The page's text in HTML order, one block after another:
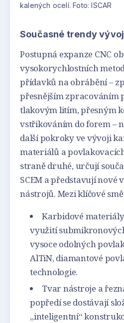
kalených ocelí. Foto: ISCAR
Současné trendy
Postupná expanze CNC
vysokorychlostních
přídavků na obrábění –
přesnějším zpracováním
tlakovým litím, přesným
vstřikováním do forem –
další pokroky ve vývoji
materiálů a
straně druhé, určují
SCEM a představují nové
nástrojů. Mezi klíčové
Karbidové
využití
vysoce odolných
AlTiN, diamantové
technologie.
Tvar nástroje a
popředí se dostávají
„inteligentní“